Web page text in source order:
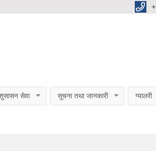
सेवा सूचना तथा जानकारी ग्यालरी